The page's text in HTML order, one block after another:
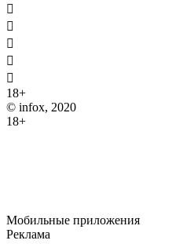





18+
© infox, 2020
18+
Мобильные приложения
Реклама